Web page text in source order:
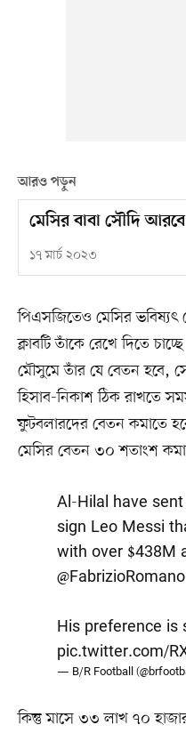
আরও পড়ুন
মেসির বাবা সৌদি
১৭ মার্চ ২০২৩
পিএসজিতেও মেসির ভবিষ্যৎ
ক্লাবটি তাঁকে রেখে দিতে
মৌসুমে তাঁর যে বেতন হবে,
হিসাব-নিকাশ ঠিক রাখতে
ফুটবলারদের বেতন কমাতে
মেসির বেতন ৩০ শতাংশ
Al-Hilal have
sign Leo Messi
with over $438M
@FabrizioRomano
His preference is
pic.twitter.com/
— B/R Football
কিন্তু মাসে ৩৩ লাখ ৭০